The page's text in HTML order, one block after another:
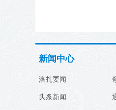
新闻中心
洛扎要闻
头条新闻